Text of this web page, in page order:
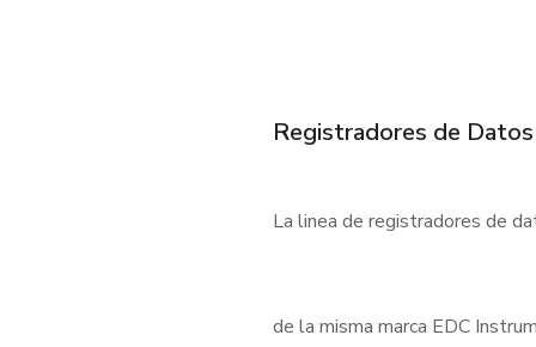
Registradores de Datos
La linea de registradores de
de la misma marca EDC